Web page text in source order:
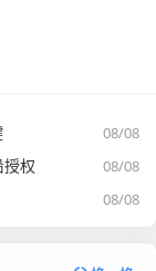
08/08
08/08
权
08/08